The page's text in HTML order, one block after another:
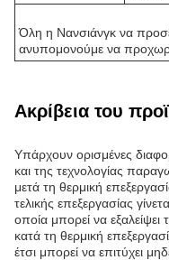
Όλη η Νανσιάνγκ να
ανυπομονούμε να
Ακρίβεια του
Υπάρχουν ορισμένες
και της τεχνολογίας
μετά τη θερμική
τελικής επεξεργασίας
οποία μπορεί να
κατά τη θερμική
έτσι μπορεί να επιτύχει